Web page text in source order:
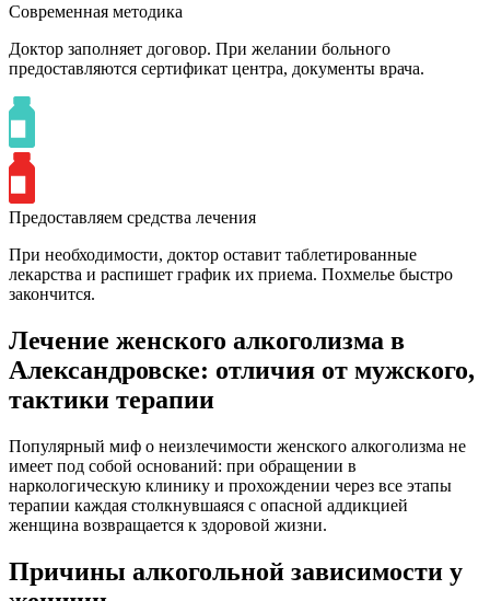
Современная методика
Доктор заполняет договор. При желании больного
предоставляются сертификат центра, документы врача.
Предоставляем средства лечения
При необходимости, доктор оставит таблетированные
лекарства и распишет график их приема. Похмелье быстро
закончится.
Лечение женского алкоголизма в
Александровске: отличия от мужского,
тактики терапии
Популярный миф о неизлечимости женского алкоголизма не
имеет под собой оснований: при обращении в
наркологическую клинику и прохождении через все этапы
терапии каждая столкнувшаяся с опасной аддикцией
женщина возвращается к здоровой жизни.
Причины алкогольной зависимости у